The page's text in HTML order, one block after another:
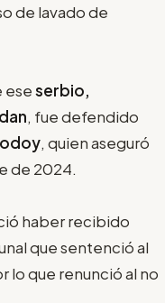
de lavado de
eseserbio,
, fue defendido
, quien aseguró
de 2024.
haber recibido
que sentenció al
lo que renunció al no